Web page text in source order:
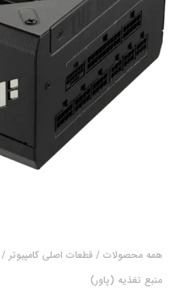
همه محصولات / قطعات اصلی کامپیوتر /
منبع تغذیه (پاور)